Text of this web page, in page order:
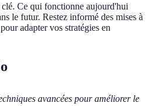
Ce qui fonctionne aujourd'hui
le futur. Restez informé des mises à
adapter vos stratégies en
avancées pour améliorer le